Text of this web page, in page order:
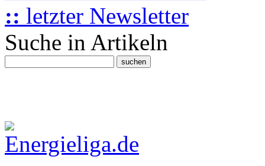
:: letzter Newsletter
Suche in Artikeln